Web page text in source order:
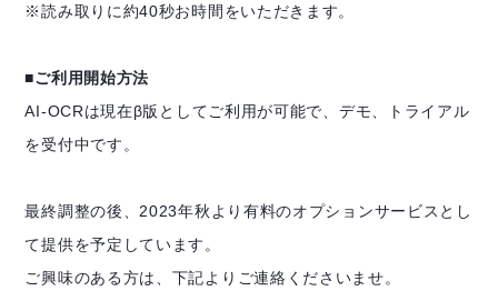
※読み取りに約40秒お時間をいただきます。
■ご利用開始方法
AI-OCRは現在β版としてご利用が可能で、デモ、トライアル
を受付中です。
最終調整の後、2023年秋より有料のオプションサービスとし
て提供を予定しています。
ご興味のある方は、下記よりご連絡くださいませ。